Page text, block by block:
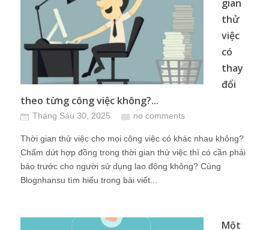
gian
thử
việc
có
thay
đổi
theo từng công việc không?...
Tháng Sáu 30, 2025 no comments
Thời gian thử việc cho mọi công việc có khác nhau không?
Chấm dứt hợp đồng trong thời gian thử việc thì có cần phải
báo trước cho người sử dụng lao động không? Cùng
Blognhansu tìm hiểu trong bài viết...
Một